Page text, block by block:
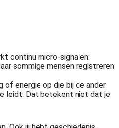
continu micro-signalen:
sommige mensen registreren
energie op die bij de ander
leidt. Dat betekent niet dat je